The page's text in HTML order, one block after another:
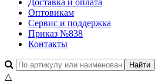
Доставка и оплата
Оптовикам
Сервис и поддержка
Приказ №838
Контакты
△